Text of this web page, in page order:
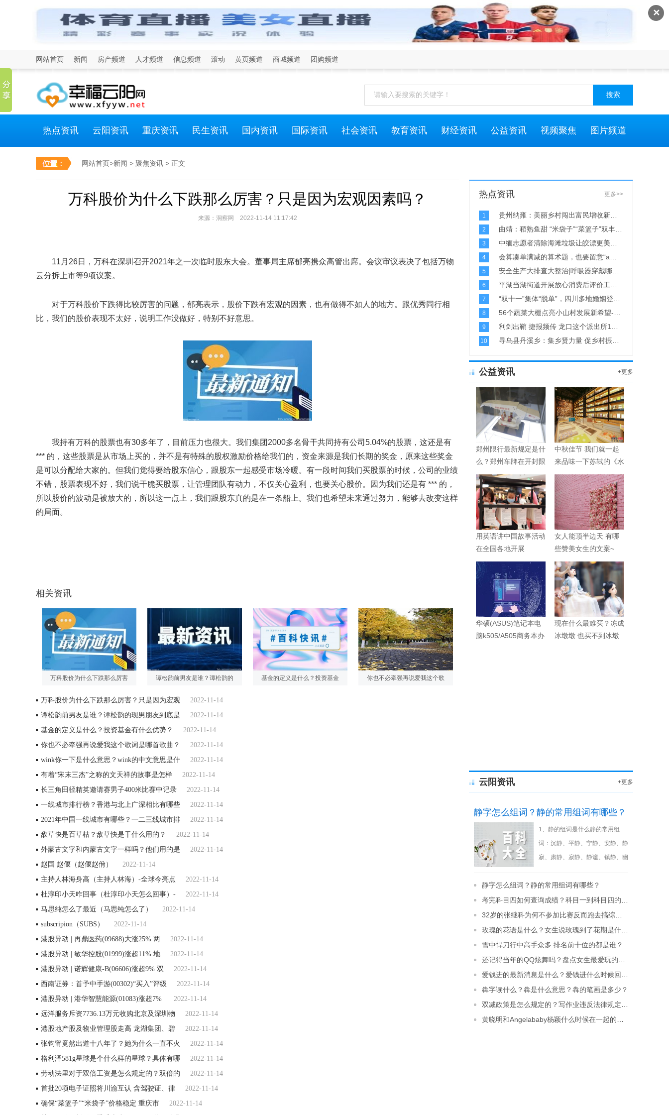
✕
网站首页 新闻 房产频道 人才频道 信息频道 滚动 黄页频道 商城频道 团购频道
搜索
热点资讯 云阳资讯 重庆资讯 民生资讯 国内资讯 国际资讯 社会资讯 教育资讯 财经资讯 公益资讯 视频聚焦 图片频道
网站首页>新闻 > 聚焦资讯 > 正文
万科股价为什么下跌那么厉害？只是因为宏观因素吗？
来源：洞察网 2022-11-14 11:17:42
11月26日，万科在深圳召开2021年之一次临时股东大会。董事局主席郁亮携众高管出席。会议审议表决了包括万物
云分拆上市等9项议案。
对于万科股价下跌得比较厉害的问题，郁亮表示，股价下跌有宏观的因素，也有做得不如人的地方。跟优秀同行相
比，我们的股价表现不太好，说明工作没做好，特别不好意思。
我持有万科的股票也有30多年了，目前压力也很大。我们集团2000多名骨干共同持有公司5.04%的股票，这还是有
*** 的，这些股票是从市场上买的，并不是有特殊的股权激励价格给我们的，资金来源是我们长期的奖金，原来这些奖金
是可以分配给大家的。但我们觉得要给股东信心，跟股东一起感受市场冷暖。有一段时间我们买股票的时候，公司的业绩
不错，股票表现不好，我们说干脆买股票，让管理团队有动力，不仅关心盈利，也要关心股价。因为我们还是有 *** 的，
所以股价的波动是被放大的，所以这一点上，我们跟股东真的是在一条船上。我们也希望未来通过努力，能够去改变这样
的局面。
相关资讯
万科股价为什么下跌那么厉害 谭松韵前男友是谁？谭松韵的 基金的定义是什么？投资基金 你也不必牵强再说爱我这个歌
万科股价为什么下跌那么厉害？只是因为宏观
2022-11-14
谭松韵前男友是谁？谭松韵的现男朋友到底是
2022-11-14
基金的定义是什么？投资基金有什么优势？
2022-11-14
你也不必牵强再说爱我这个歌词是哪首歌曲？
2022-11-14
wink你一下是什么意思？wink的中文意思是什
2022-11-14
有着“宋末三杰”之称的文天祥的故事是怎样
2022-11-14
长三角田径精英邀请赛男子400米比赛中记录
2022-11-14
一线城市排行榜？香港与北上广深相比有哪些
2022-11-14
2021年中国一线城市有哪些？一二三线城市排
2022-11-14
敌草快是百草枯？敌草快是干什么用的？
2022-11-14
外蒙古文字和内蒙古文字一样吗？他们用的是
2022-11-14
赵国 赵偃（赵偃赵佾）
2022-11-14
主持人林海身高（主持人林海）-全球今亮点
2022-11-14
杜淳印小天咋回事（杜淳印小天怎么回事）-
2022-11-14
马思纯怎么了最近（马思纯怎么了）
2022-11-14
subscripion（SUBS）
2022-11-14
港股异动 | 再鼎医药(09688)大涨25% 两
2022-11-14
港股异动 | 敏华控股(01999)涨超11% 地
2022-11-14
港股异动 | 诺辉健康-B(06606)涨超9% 双
2022-11-14
西南证券：首予中手游(00302)“买入”评级
2022-11-14
港股异动 | 港华智慧能源(01083)涨超7%
2022-11-14
远洋服务斥资7736.13万元收购北京及深圳物
2022-11-14
港股地产股及物业管理股走高 龙湖集团、碧
2022-11-14
张钧甯竟然出道十八年了？她为什么一直不火
2022-11-14
格利泽581g星球是个什么样的星球？具体有哪
2022-11-14
劳动法里对于双倍工资是怎么规定的？双倍的
2022-11-14
首批20项电子证照将川渝互认 含驾驶证、律
2022-11-14
确保“菜篮子”“米袋子”价格稳定 重庆市
2022-11-14
热点资讯 更多>>
1
2
3
4
5
6
7
8
9
10
公益资讯 +更多
郑州限行最新规定是什
么？郑州车牌在开封限
行吗？
中秋佳节 我们就一起
来品味一下苏轼的《水
调歌头》
用英语讲中国故事活动
在全国各地开展
女人能顶半边天 有哪
些赞美女生的文案~
华硕(ASUS)笔记本电
脑k505/A505商务本办
现在什么最难买？冻成
冰墩墩 也买不到冰墩
云阳资讯 +更多
静字怎么组词？静的常用组词有哪些？
1、静的组词是什么静的常用组
词：沉静、平静、宁静、安静、静
寂、肃静、寂静、静谧、镇静、幽
静、娴静、静[详细]
静字怎么组词？静的常用组词有哪些？
雪中悍刀行中高手众多 排名前十位的都是谁？
犇字读什么？犇是什么意思？犇的笔画是多少？